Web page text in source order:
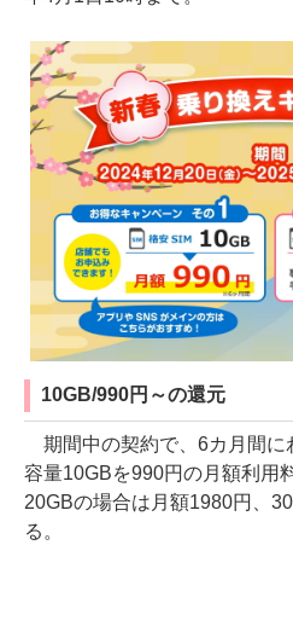
10GB/990円～の還元
期間中の契約で、6カ月間に
容量10GBを990円の月額利用
20GBの場合は月額1980円、
る。